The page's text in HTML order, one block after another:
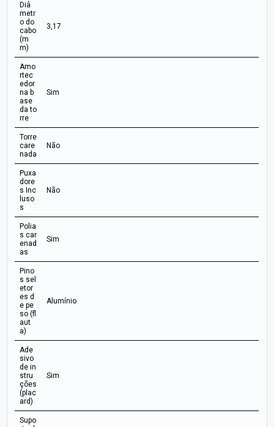
Diâ
metr
o do
cabo
(m
m)
3,17
Amo
rtec
edor
na b
ase
da to
rre
Sim
Torre
care
nada
Não
Puxa
dore
s Inc
luso
s
Não
Polia
s car
enad
as
Sim
Pino
s sel
etor
es d
e pe
so (fl
aut
a)
Alumínio
Ade
sivo
de in
stru
ções
(plac
ard)
Sim
Supo